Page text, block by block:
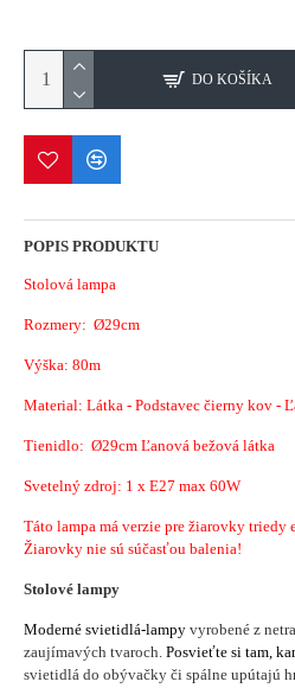
DO KOŠÍKA
POPIS PRODUKTU
Stolová lampa
Rozmery: Ø29cm
Výška: 80m
Material: Látka - Podstavec čierny kov -
Tienidlo: Ø29cm Ľanová bežová látka
Svetelný zdroj: 1 x E27 max 60W
Táto lampa má verzie pre žiarovky triedy
Žiarovky nie sú súčasťou balenia!
Stolové lampy
Moderné svietidlá-lampy vyrobené z
zaujímavých tvaroch. Posvieťte si tam,
svietidlá do obývačky či spálne upútajú